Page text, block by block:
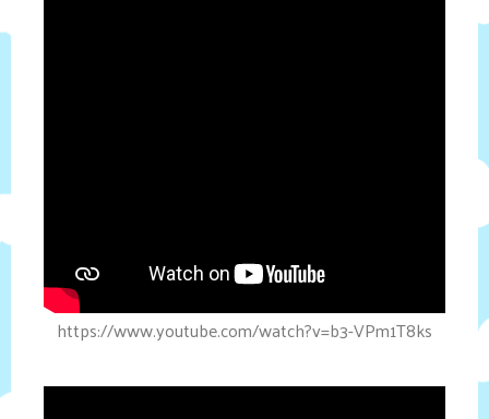
https://www.youtube.com/watch?v=b3-VPm1T8ks